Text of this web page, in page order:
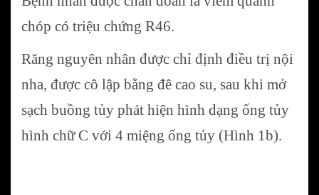
chóp có triệu chứng R46.
Răng nguyên nhân được chỉ định điều trị nội
nha, được cô lập bằng đê cao su, sau khi mở
sạch buồng tủy phát hiện hình dạng ống tủy
hình chữ C với 4 miệng ống tủy (Hình 1b).